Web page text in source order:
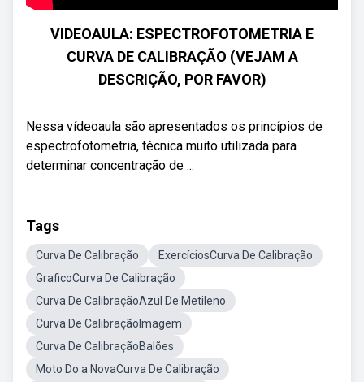
VIDEOAULA: ESPECTROFOTOMETRIA E
CURVA DE CALIBRAÇÃO (VEJAM A
DESCRIÇÃO, POR FAVOR)
Nessa vídeoaula são apresentados os princípios de
espectrofotometria, técnica muito utilizada para
determinar concentração de ...
Tags
Curva De Calibração
ExercíciosCurva De Calibração
GraficoCurva De Calibração
Curva De CalibraçãoAzul De Metileno
Curva De CalibraçãoImagem
Curva De CalibraçãoBalões
Moto Do a NovaCurva De Calibração